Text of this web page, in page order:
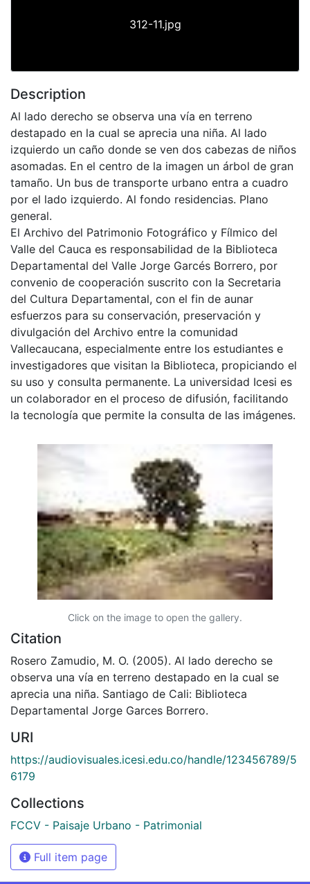
312-11.jpg
Description
Al lado derecho se observa una vía en terreno
destapado en la cual se aprecia una niña. Al lado
izquierdo un caño donde se ven dos cabezas de niños
asomadas. En el centro de la imagen un árbol de gran
tamaño. Un bus de transporte urbano entra a cuadro
por el lado izquierdo. Al fondo residencias. Plano
general.
El Archivo del Patrimonio Fotográfico y Fílmico del
Valle del Cauca es responsabilidad de la Biblioteca
Departamental del Valle Jorge Garcés Borrero, por
convenio de cooperación suscrito con la Secretaria
del Cultura Departamental, con el fin de aunar
esfuerzos para su conservación, preservación y
divulgación del Archivo entre la comunidad
Vallecaucana, especialmente entre los estudiantes e
investigadores que visitan la Biblioteca, propiciando el
su uso y consulta permanente. La universidad Icesi es
un colaborador en el proceso de difusión, facilitando
la tecnología que permite la consulta de las imágenes.
Click on the image to open the gallery.
Citation
Rosero Zamudio, M. O. (2005). Al lado derecho se
observa una vía en terreno destapado en la cual se
aprecia una niña. Santiago de Cali: Biblioteca
Departamental Jorge Garces Borrero.
URI
https://audiovisuales.icesi.edu.co/handle/123456789/5
6179
Collections
FCCV - Paisaje Urbano - Patrimonial
Full item page